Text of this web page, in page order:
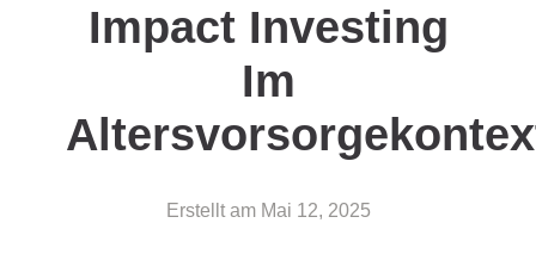
Impact Investing
Im
Erstellt am Mai 12, 2025